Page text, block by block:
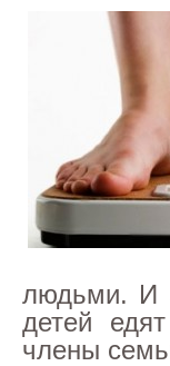
людьми. И
детей
члены